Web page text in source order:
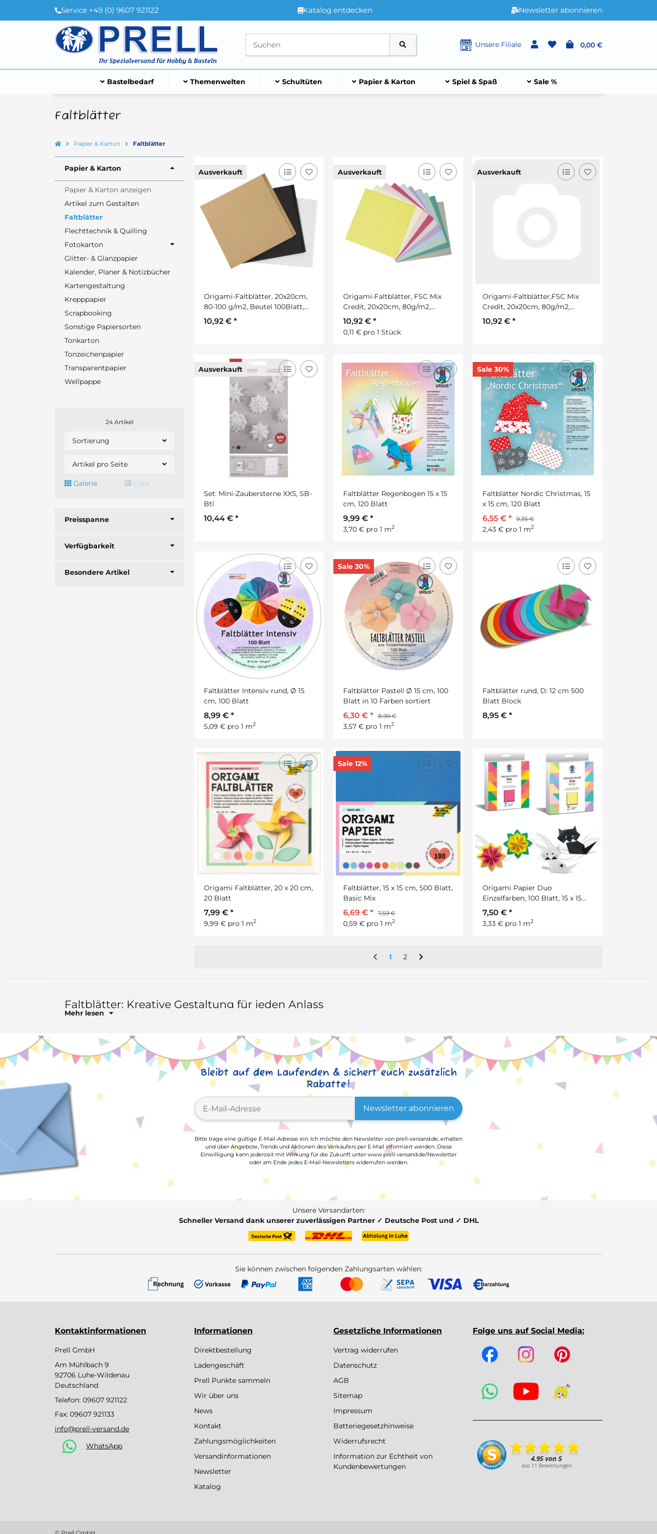
Service +49 (0) 9607 921122 Katalog entdecken Newsletter abonnieren
Unsere Filiale 0,00 €
Bastelbedarf Themenwelten Schultüten Papier & Karton Spiel & Spaß Sale %
Faltblätter
Papier & Karton Faltblätter
Papier & Karton
Papier & Karton anzeigen
Artikel zum Gestalten
Faltblätter
Flechttechnik & Quilling
Fotokarton
Glitter- & Glanzpapier
Kalender, Planer & Notizbücher
Kartengestaltung
Krepppapier
Scrapbooking
Sonstige Papiersorten
Tonkarton
Tonzeichenpapier
Transparentpapier
Wellpappe
24 Artikel
Sortierung
Artikel pro Seite
Galerie Liste
Preisspanne
Verfügbarkeit
Besondere Artikel
Ausverkauft
Origami-Faltblätter, 20x20cm,
80-100 g/m2, Beutel 100Blatt,
bunt
10,92 € *
Ausverkauft
Origami-Faltblätter, FSC Mix
Credit, 20x20cm, 80g/m2,
Beutel 100Stück, pastell
10,92 € *
0,11 € pro 1 Stück
Ausverkauft
Origami-Faltblätter,FSC Mix
Credit, 20x20cm, 80g/m2,
Beutel 100Blatt
10,92 € *
Ausverkauft
Set: Mini-Zaubersterne XXS, SB-
Btl
10,44 € *
Faltblätter Regenbogen 15 x 15
cm, 120 Blatt
9,99 € *
3,70 € pro 1 m2
Sale 30%
Faltblätter Nordic Christmas, 15
x 15 cm, 120 Blatt
6,55 € * 9,35 €
2,43 € pro 1 m2
Faltblätter Intensiv rund, Ø 15
cm, 100 Blatt
8,99 € *
5,09 € pro 1 m2
Sale 30%
Faltblätter Pastell Ø 15 cm, 100
Blatt in 10 Farben sortiert
6,30 € * 8,99 €
3,57 € pro 1 m2
Faltblätter rund, D: 12 cm 500
Blatt Block
8,95 € *
Origami Faltblätter, 20 x 20 cm,
20 Blatt
7,99 € *
9,99 € pro 1 m2
Sale 12%
Faltblätter, 15 x 15 cm, 500 Blatt,
Basic Mix
6,69 € * 7,59 €
0,59 € pro 1 m2
Origami Papier Duo
Einzelfarben, 100 Blatt, 15 x 15
cm
7,50 € *
3,33 € pro 1 m2
1 2
Faltblätter: Kreative Gestaltung für jeden Anlass
Mehr lesen
Bleibt auf dem Laufenden & sichert euch zusätzlich
Rabatte!
Newsletter abonnieren
Bitte trage eine gültige E-Mail-Adresse ein. Ich möchte den Newsletter von prell-versand.de, erhalten
und über Angebote, Trends und Aktionen des Verkäufers per E-Mail informiert werden. Diese
Einwilligung kann jederzeit mit Wirkung für die Zukunft unter www.prell-versand.de/Newsletter
oder am Ende jedes E-Mail-Newsletters widerrufen werden.
Unsere Versandarten:
Schneller Versand dank unserer zuverlässigen Partner ✓ Deutsche Post und ✓ DHL
Sie können zwischen folgenden Zahlungsarten wählen:
Kontaktinformationen
Prell GmbH
Am Mühlbach 9
92706 Luhe-Wildenau
Deutschland
Telefon: 09607 921122
Fax: 09607 921133
info@prell-versand.de
WhatsApp
Informationen
Direktbestellung
Ladengeschäft
Prell Punkte sammeln
Wir über uns
News
Kontakt
Zahlungsmöglichkeiten
Versandinformationen
Newsletter
Katalog
Gesetzliche Informationen
Vertrag widerrufen
Datenschutz
AGB
Sitemap
Impressum
Batteriegesetzhinweise
Widerrufsrecht
Information zur Echtheit von
Kundenbewertungen
Folge uns auf Social Media: